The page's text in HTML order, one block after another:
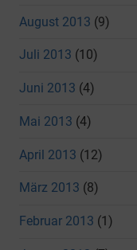
August 2013 (9)
Juli 2013 (10)
Juni 2013 (4)
Mai 2013 (4)
April 2013 (12)
März 2013 (8)
Februar 2013 (1)